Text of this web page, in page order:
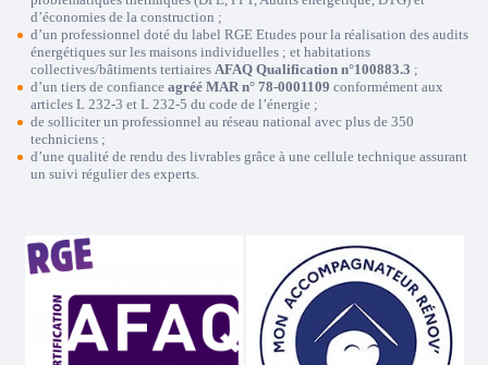
d’économies de la construction ;
d’un professionnel doté du label RGE Etudes pour la réalisation des audits
énergétiques sur les maisons individuelles ; et habitations
collectives/bâtiments tertiaires AFAQ Qualification n°100883.3 ;
d’un tiers de confiance agréé MAR n° 78-0001109 conformément aux
articles L 232-3 et L 232-5 du code de l’énergie ;
de solliciter un professionnel au réseau national avec plus de 350
techniciens ;
d’une qualité de rendu des livrables grâce à une cellule technique assurant
un suivi régulier des experts.